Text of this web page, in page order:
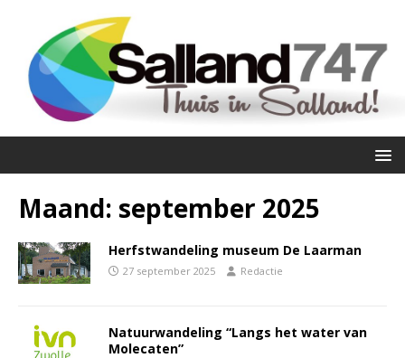
Maand: september 2025
Herfstwandeling museum De Laarman
27 september 2025 Redactie
Natuurwandeling “Langs het water van
Molecaten”